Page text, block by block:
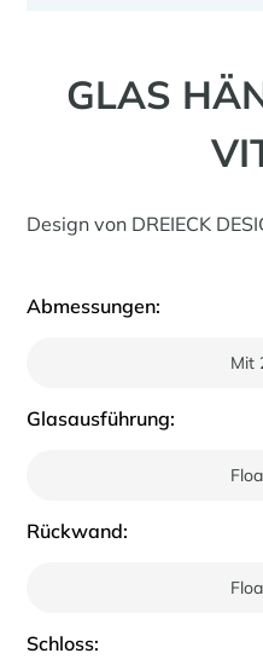
GLAS
Design von DREIECK
Abmessungen:
Glasausführung:
Rückwand:
Schloss: